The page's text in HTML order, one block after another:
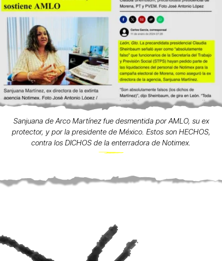
Sanjuana de Arco Martínez fue desmentida por AMLO, su ex
protector, y por la presidente de México. Estos son HECHOS,
contra los DICHOS de la enterradora de Notimex.